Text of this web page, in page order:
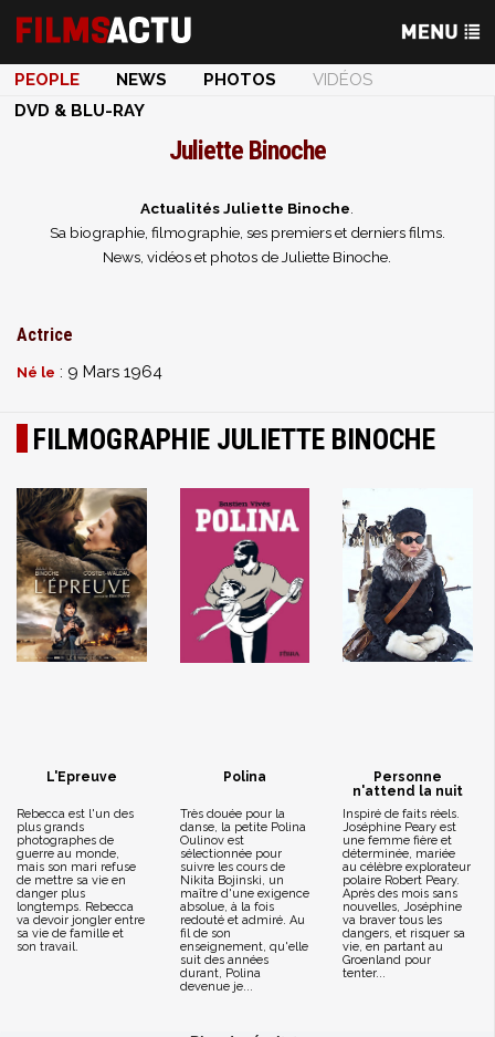
PEOPLE NEWS PHOTOS
VIDÉOS
DVD & BLU-RAY
Juliette Binoche
Actualités Juliette Binoche
Sa biographie, filmographie, ses premiers et derniers films.
News, vidéos et photos de Juliette Binoche.
Actrice
Né le : 9 Mars 1964
FILMOGRAPHIE JULIETTE BINOCHE
L'Epreuve
Rebecca est l'un des
plus grands
photographes de
guerre au monde,
mais son mari refuse
de mettre sa vie en
danger plus
longtemps. Rebecca
va devoir jongler entre
sa vie de famille et
son travail.
Polina
Très douée pour la
danse, la petite Polina
Oulinov est
sélectionnée pour
suivre les cours de
Nikita Bojinski, un
maître d'une exigence
absolue, à la fois
redouté et admiré. Au
fil de son
enseignement, qu'elle
suit des années
durant, Polina
devenue je...
Personne
n'attend la nuit
Inspiré de faits réels.
Joséphine Peary est
une femme fière et
déterminée, mariée
au célèbre explorateur
polaire Robert Peary.
Après des mois sans
nouvelles, Joséphine
va braver tous les
dangers, et risquer sa
vie, en partant au
Groenland pour
tenter...